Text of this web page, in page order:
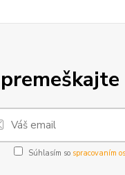
Súhlasím so spracovaním